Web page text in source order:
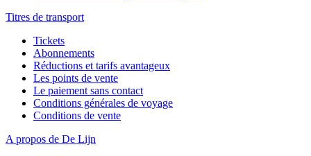
Titres de transport
Tickets
Abonnements
Réductions et tarifs avantageux
Les points de vente
Le paiement sans contact
Conditions générales de voyage
Conditions de vente
A propos de De Lijn